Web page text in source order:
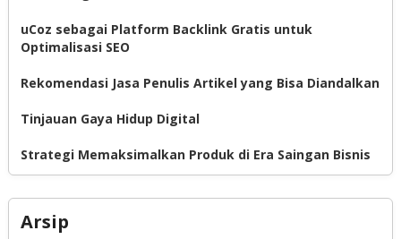
uCoz sebagai Platform Backlink Gratis untuk
Optimalisasi SEO
Rekomendasi Jasa Penulis Artikel yang Bisa Diandalkan
Tinjauan Gaya Hidup Digital
Strategi Memaksimalkan Produk di Era Saingan Bisnis
Arsip